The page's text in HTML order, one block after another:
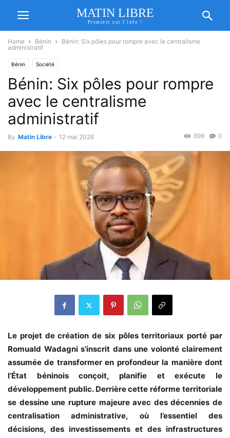
MATIN LIBRE
Premiers sur l'info !
Home Bénin
Bénin: Six pôles pour rompre avec le centralisme
administratif
Bénin Société
Bénin: Six pôles pour rompre
avec le centralisme
administratif
By Matin Libre - 12 mai 2026 0
699
Le projet de création de six pôles territoriaux porté par
Romuald Wadagni s’inscrit dans une volonté clairement
assumée de transformer en profondeur la manière dont
l’État béninois conçoit, planifie et exécute le
développement public. Derrière cette réforme territoriale
se dessine une rupture majeure avec des décennies de
centralisation administrative, où l’essentiel des
décisions, des investissements et des infrastructures